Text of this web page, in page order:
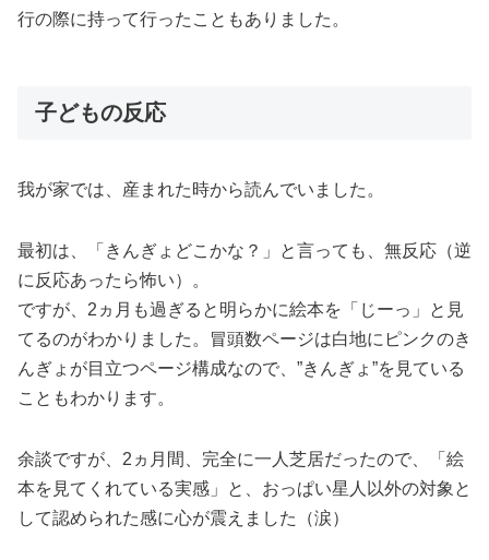
行の際に持って行ったこともありました。
子どもの反応
我が家では、産まれた時から読んでいました。
最初は、「きんぎょどこかな？」と言っても、無反応（逆
に反応あったら怖い）。
ですが、2ヵ月も過ぎると明らかに絵本を「じーっ」と見
てるのがわかりました。冒頭数ページは白地にピンクのき
んぎょが目立つページ構成なので、”きんぎょ”を見ている
こともわかります。
余談ですが、2ヵ月間、完全に一人芝居だったので、「絵
本を見てくれている実感」と、おっぱい星人以外の対象と
して認められた感に心が震えました（涙）